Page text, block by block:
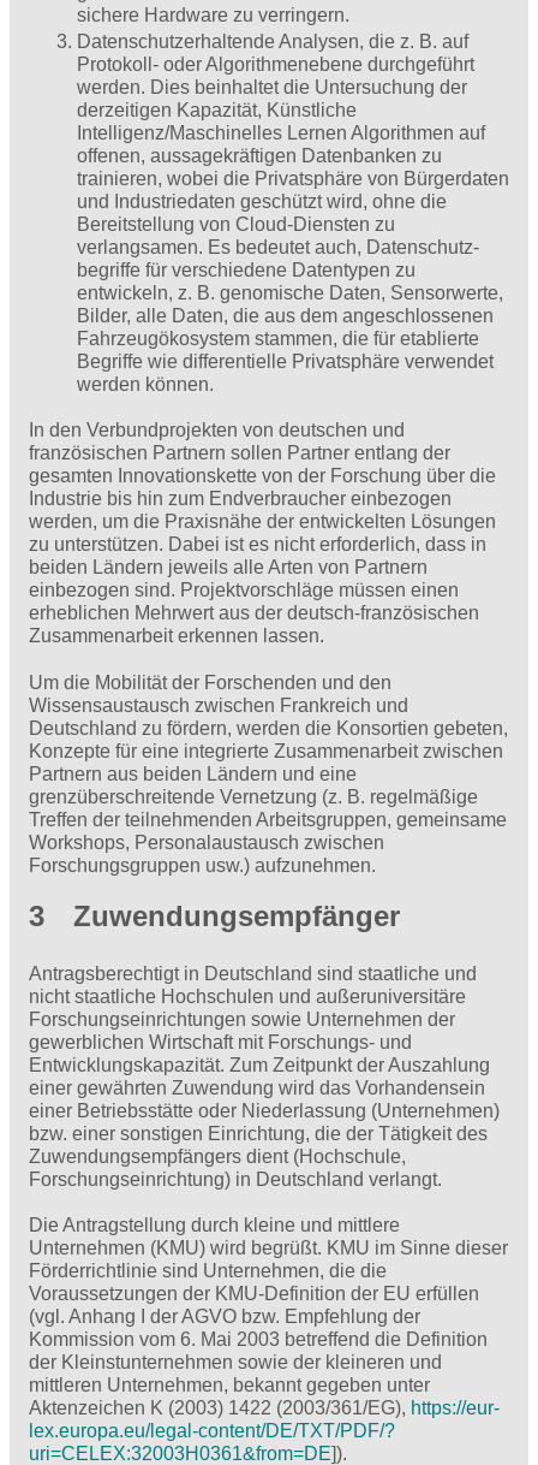
sichere Hardware zu verringern.
Datenschutzerhaltende Analysen, die z. B. auf
Protokoll- oder Algorithmenebene durchgeführt
werden. Dies beinhaltet die Untersuchung der
derzeitigen Kapazität, Künstliche
Intelligenz/Maschinelles Lernen Algorithmen auf
offenen, aussagekräftigen Datenbanken zu
trainieren, wobei die Privatsphäre von Bürgerdaten
und Industriedaten geschützt wird, ohne die
Bereitstellung von Cloud-Diensten zu
verlangsamen. Es bedeutet auch, Datenschutz­
begriffe für verschiedene Datentypen zu
entwickeln, z. B. genomische Daten, Sensorwerte,
Bilder, alle Daten, die aus dem angeschlossenen
Fahrzeugökosystem stammen, die für etablierte
Begriffe wie differentielle Privatsphäre verwendet
werden können.
In den Verbundprojekten von deutschen und
französischen Partnern sollen Partner entlang der
gesamten Innovationskette von der Forschung über die
Industrie bis hin zum Endverbraucher einbezogen
werden, um die Praxisnähe der entwickelten Lösungen
zu unterstützen. Dabei ist es nicht erforderlich, dass in
beiden Ländern jeweils alle Arten von Partnern
einbezogen sind. Projektvorschläge müssen einen
erheblichen Mehrwert aus der deutsch-französischen
Zusammenarbeit erkennen lassen.
Um die Mobilität der Forschenden und den
Wissensaustausch zwischen Frankreich und
Deutschland zu fördern, werden die Konsortien gebeten,
Konzepte für eine integrierte Zusammenarbeit zwischen
Partnern aus beiden Ländern und eine
grenzüberschreitende Vernetzung (z. B. regelmäßige
Treffen der teilnehmenden Arbeitsgruppen, gemeinsame
Workshops, Personalaustausch zwischen
Forschungsgruppen usw.) aufzunehmen.
3 Zuwendungsempfänger
Antragsberechtigt in Deutschland sind staatliche und
nicht staatliche Hochschulen und außeruniversitäre
Forschungseinrichtungen sowie Unternehmen der
gewerblichen Wirtschaft mit Forschungs- und
Entwicklungskapazität. Zum Zeitpunkt der Auszahlung
einer gewährten Zuwendung wird das Vorhandensein
einer Betriebsstätte oder Niederlassung (Unternehmen)
bzw. einer sonstigen Einrichtung, die der Tätigkeit des
Zuwendungsempfängers dient (Hochschule,
Forschungseinrichtung) in Deutschland verlangt.
Die Antragstellung durch kleine und mittlere
Unternehmen (KMU) wird begrüßt. KMU im Sinne dieser
Förderrichtlinie sind Unternehmen, die die
Voraussetzungen der KMU-Definition der EU erfüllen
(vgl. Anhang I der AGVO bzw. Empfehlung der
Kommission vom 6. Mai 2003 betreffend die Definition
der Kleinstunternehmen sowie der kleineren und
mittleren Unternehmen, bekannt gegeben unter
Aktenzeichen K (2003) 1422 (2003/361/EG), https://eur-
lex.europa.eu/legal-content/DE/TXT/PDF/?
uri=CELEX:32003H0361&from=DE]).